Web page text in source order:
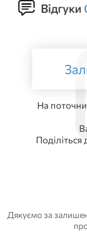
Відгуки
На
Дякуємо за